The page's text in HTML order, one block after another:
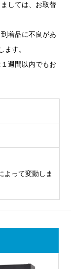
しては、お取替
着品に不良があ
ます。
週間以内でもお
よって変動しま